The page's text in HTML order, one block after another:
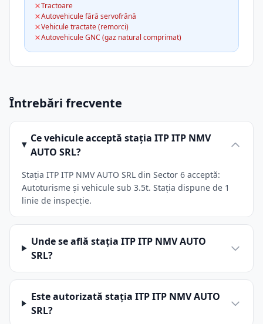
Tractoare
Autovehicule fără servofrână
Vehicule tractate (remorci)
Autovehicule GNC (gaz natural comprimat)
Întrebări frecvente
Ce vehicule acceptă stația ITP ITP NMV
AUTO SRL?
Stația ITP ITP NMV AUTO SRL din Sector 6 acceptă:
Autoturisme și vehicule sub 3.5t. Stația dispune de 1
linie de inspecție.
Unde se află stația ITP ITP NMV AUTO
SRL?
Este autorizată stația ITP ITP NMV AUTO
SRL?